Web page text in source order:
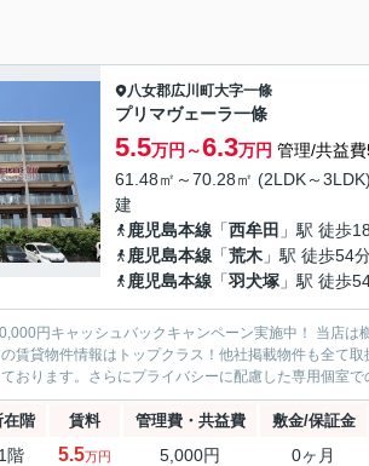
八女郡広川町大字一條
プリマヴェーラ一條
5.5万円～6.3万円 管理/共益
61.48㎡～70.28㎡ (2LDK～
建
鹿児島本線 「西牟田 」駅 徒歩
鹿児島本線 「荒木 」駅 徒歩54
鹿児島本線 「羽犬塚 」駅 徒歩
円キャッシュバックキャンペーン実施中！ 当店
賃貸物件情報はトップクラス！他社掲載物件も全て
おります。さらにプライバシーに配慮した専用個室
在階 賃料 管理費・共益費 敷金/保証金
1階 5.5万円 5,000円 0ヶ月